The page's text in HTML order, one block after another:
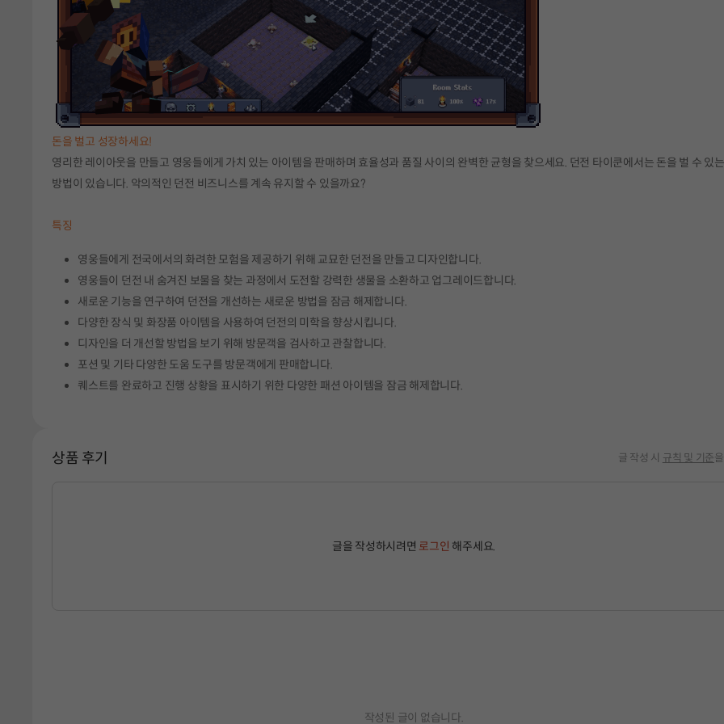
돈을 벌고 성장하세요!
영리한 레이아웃을 만들고 영웅들에게 가치 있는 아이템을 판매하며 효율성과 품질 사이의 완벽한 균형을 찾으세요. 던전 타이쿤에서는 돈을 벌 수 있
방법이 있습니다. 악의적인 던전 비즈니스를 계속 유지할 수 있을까요?
특징
영웅들에게 전국에서의 화려한 모험을 제공하기 위해 교묘한 던전을 만들고 디자인합니다.
영웅들이 던전 내 숨겨진 보물을 찾는 과정에서 도전할 강력한 생물을 소환하고 업그레이드합니다.
새로운 기능을 연구하여 던전을 개선하는 새로운 방법을 잠금 해제합니다.
다양한 장식 및 화장품 아이템을 사용하여 던전의 미학을 향상시킵니다.
디자인을 더 개선할 방법을 보기 위해 방문객을 검사하고 관찰합니다.
포션 및 기타 다양한 도움 도구를 방문객에게 판매합니다.
퀘스트를 완료하고 진행 상황을 표시하기 위한 다양한 패션 아이템을 잠금 해제합니다.
상품 후기 글 작성 시 규칙 및 기준
글을 작성하시려면 로그인 해주세요.
작성된 글이 없습니다.